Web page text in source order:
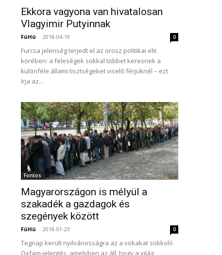
Ekkora vagyona van hivatalosan
Vlagyimir Putyinnak
FüHü - 2018-04-19 0
Furcsa jelenség terjedt el az orosz politikai elit
körében: a feleségek sokkal többet keresnek a
különféle állami tisztségeket viselő férjüknél – ezt
írja az...
Fontos
Magyarországon is mélyül a
szakadék a gazdagok és
szegények között
FüHü - 2018-01-23 0
Tegnap került nyilvánosságra az a sokakat sokkoló
Oxfam-jelentés, amelyben az áll, hogy a világ